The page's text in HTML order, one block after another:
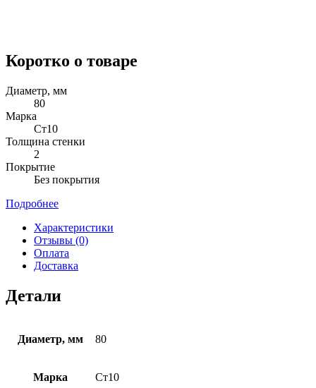
Коротко о товаре
Диаметр, мм
80
Марка
Ст10
Толщина стенки
2
Покрытие
Без покрытия
Подробнее
Характеристики
Отзывы (0)
Оплата
Доставка
Детали
Диаметр, мм 80
Марка Ст10